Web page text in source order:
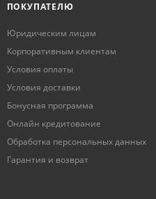
ПОКУПАТЕЛЮ
Юридическим лицам
Корпоративным клиентам
Условия оплаты
Условия доставки
Бонусная программа
Онлайн кредитование
Обработка персональных данных
Гарантия и возврат